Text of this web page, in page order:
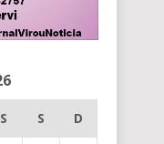
S S D